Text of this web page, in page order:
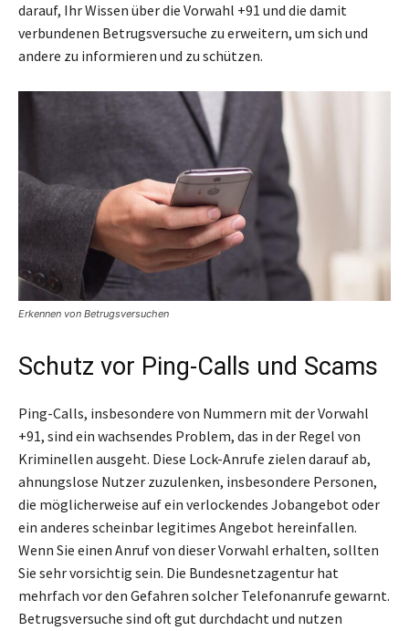
darauf, Ihr Wissen über die Vorwahl +91 und die damit
verbundenen Betrugsversuche zu erweitern, um sich und
andere zu informieren und zu schützen.
Erkennen von Betrugsversuchen
Schutz vor Ping-Calls und Scams
Ping-Calls, insbesondere von Nummern mit der Vorwahl
+91, sind ein wachsendes Problem, das in der Regel von
Kriminellen ausgeht. Diese Lock-Anrufe zielen darauf ab,
ahnungslose Nutzer zuzulenken, insbesondere Personen,
die möglicherweise auf ein verlockendes Jobangebot oder
ein anderes scheinbar legitimes Angebot hereinfallen.
Wenn Sie einen Anruf von dieser Vorwahl erhalten, sollten
Sie sehr vorsichtig sein. Die Bundesnetzagentur hat
mehrfach vor den Gefahren solcher Telefonanrufe gewarnt.
Betrugsversuche sind oft gut durchdacht und nutzen